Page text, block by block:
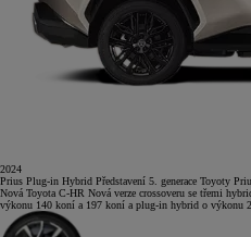
2024
Prius Plug-in Hybrid Představení 5. generace Toyoty
Nová Toyota C-HR Nová verze crossoveru se třemi
výkonu 140 koní a 197 koní a plug-in hybrid o výkonu